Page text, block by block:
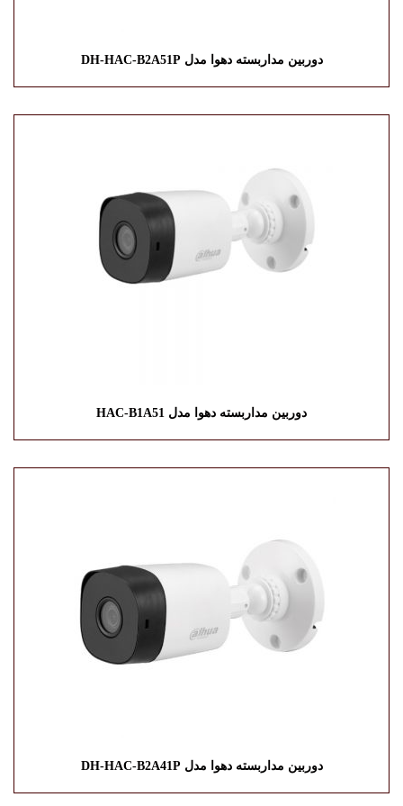
دوربین مداربسته دهوا مدل DH-HAC-B2A51P
دوربین مداربسته دهوا مدل HAC-B1A51
دوربین مداربسته دهوا مدل DH-HAC-B2A41P